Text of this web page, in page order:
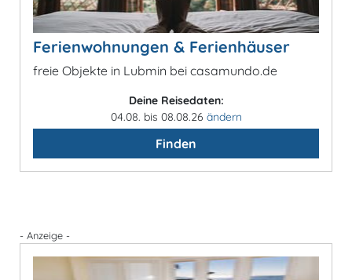
Ferienwohnungen & Ferienhäuser
freie Objekte in Lubmin bei casamundo.de
Deine Reisedaten:
04.08. bis 08.08.26 ändern
Finden
- Anzeige -